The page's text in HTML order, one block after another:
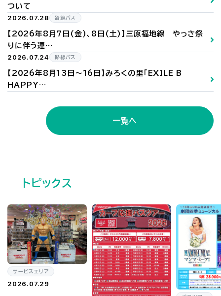
ついて
2026.07.28 路線バス
【2026年8月7日(金)、8日(土)】三原福地線 やっさ祭
りに伴う運…
2026.07.24 路線バス
【2026年8月13日～16日】みろくの里「EXILE B
HAPPY…
一覧へ
トピックス
サービスエリア
2026.07.29